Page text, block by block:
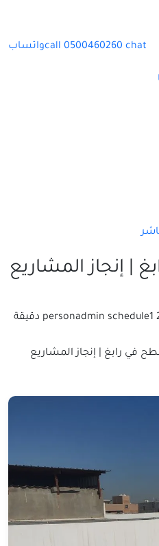
call 0500460260 chat واتساب
| إنجاز المشاريع
personadmin schedule
1 دقيقة
في رابغ | إنجاز المشاريع